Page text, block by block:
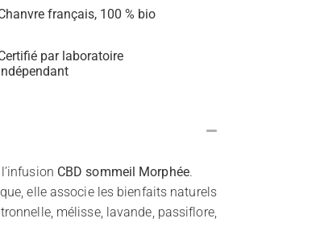
français, 100 % bio
par laboratoire
CBD sommeil Morphée.
elle associe les bienfaits naturels
mélisse, lavande, passiflore,